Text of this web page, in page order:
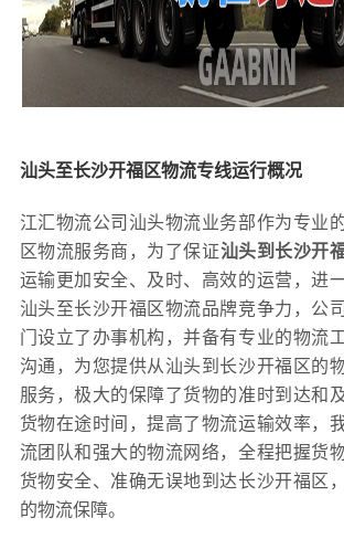
汕头至长沙开福区物流专线运行概况
江汇物流公司汕头物流业务部作为专业
区物流服务商，为了保证汕头到长沙开
运输更加安全、及时、高效的运营，进
汕头至长沙开福区物流品牌竞争力，公
门设立了办事机构，并备有专业的物流
沟通，为您提供从汕头到长沙开福区的
服务，极大的保障了货物的准时到达和
货物在途时间，提高了物流运输效率，
流团队和强大的物流网络，全程把握货
货物安全、准确无误地到达长沙开福区
的物流保障。